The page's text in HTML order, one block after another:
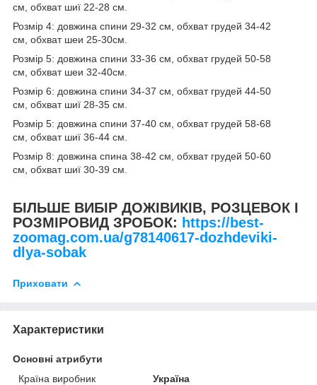
см, обхват шиї 22-28 см.
Розмір 4: довжина спини 29-32 см, обхват грудей 34-42
см, обхват шеи 25-30см.
Розмір 5: довжина спини 33-36 см, обхват грудей 50-58
см, обхват шеи 32-40см.
Розмір 6: довжина спини 34-37 см, обхват грудей 44-50
см, обхват шиї 28-35 см.
Розмір 5: довжина спини 37-40 см, обхват грудей 58-68
см, обхват шиї 36-44 см.
Розмір 8: довжина спина 38-42 см, обхват грудей 50-60
см, обхват шиї 30-39 см.
БІЛЬШЕ ВИБІР ДОЖІВИКІВ, РОЗЦЕВОК І
РОЗМІРОВИД ЗРОБОК: https://best-
zoomag.com.ua/g78140617-dozhdeviki-
dlya-sobak
Приховати
Характеристики
Основні атрибути
Країна виробник
Україна